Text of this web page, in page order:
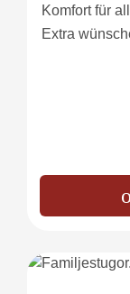
Komfort für
Extra